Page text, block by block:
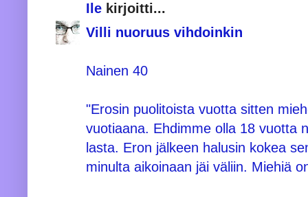
Ile kirjoitti...
Villi nuoruus vihdoinkin
Nainen 40
"Erosin puolitoista vuotta sitten
vuotiaana. Ehdimme olla 18 vuotta
lasta. Eron jälkeen halusin kokea
minulta aikoinaan jäi väliin. Miehiä